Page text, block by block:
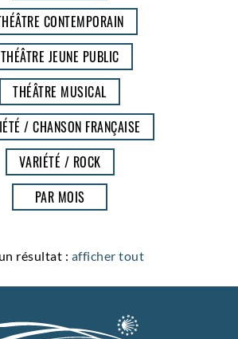
CONTEMPORAIN
THÉÂTRE JEUNE PUBLIC
THÉÂTRE MUSICAL
/ CHANSON FRANÇAISE
VARIÉTÉ / ROCK
PAR MOIS
résultat : afficher tout